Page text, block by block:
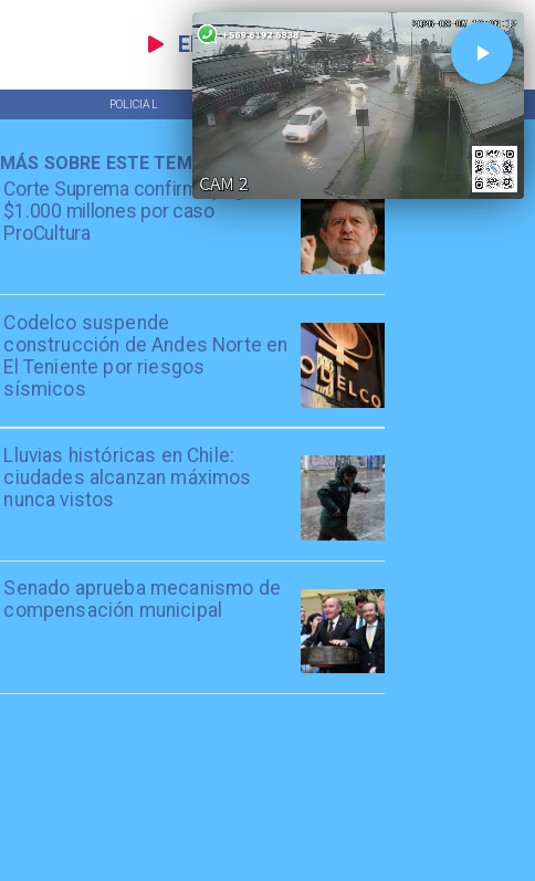
EN VIVO
POLICIAL TENDENCIAS
Corte Suprema confirma pago de
$1.000 millones por caso
ProCultura
Codelco suspende
construcción de Andes Norte en
El Teniente por riesgos
sísmicos
Lluvias históricas en Chile:
ciudades alcanzan máximos
nunca vistos
Senado aprueba mecanismo de
compensación municipal
MÁS SOBRE ESTE TEMA